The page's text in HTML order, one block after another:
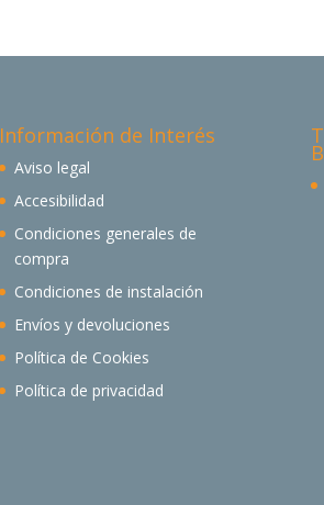
Información de Interés
Aviso legal
Accesibilidad
Condiciones generales de
compra
Condiciones de instalación
Envíos y devoluciones
Política de Cookies
Política de privacidad